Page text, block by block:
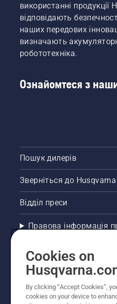
використанні продукції
відповідають
наших передових
визначають
робототехніка.
Ознайомтеся з
Пошук дилерів
Зверніться до Husqvarna
Відділ преси
Правова інформація
Інші сайти Husqvarna
Рекомендовані
Cookies on
By clicking “Accept Cookies”,
cookies on your device to